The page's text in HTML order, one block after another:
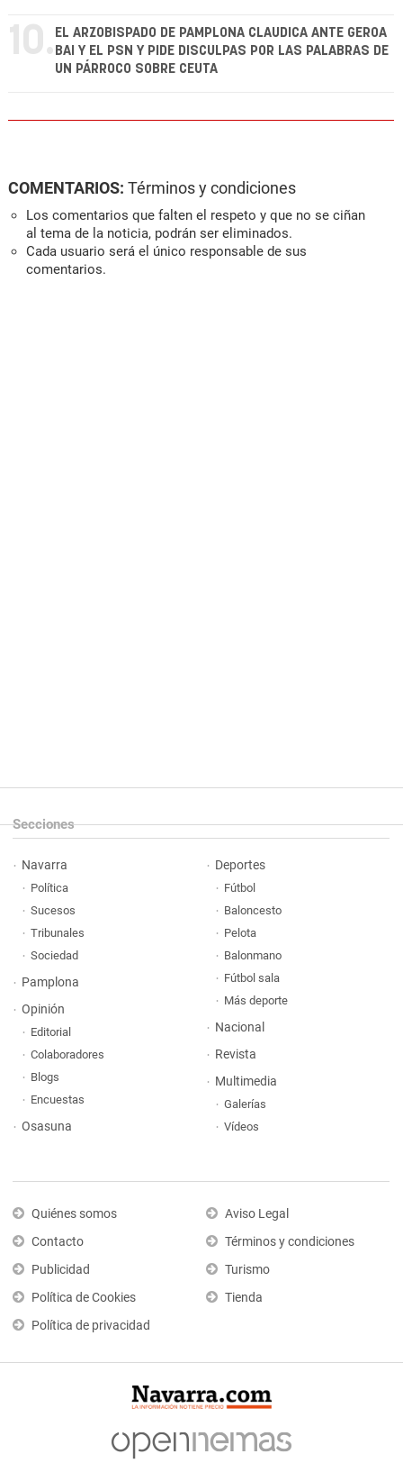
10. EL ARZOBISPADO DE PAMPLONA CLAUDICA ANTE GEROA
BAI Y EL PSN Y PIDE DISCULPAS POR LAS PALABRAS DE
UN PÁRROCO SOBRE CEUTA
COMENTARIOS: Términos y condiciones
Los comentarios que falten el respeto y que no se ciñan
al tema de la noticia, podrán ser eliminados.
Cada usuario será el único responsable de sus
comentarios.
Secciones
Navarra
Política
Sucesos
Tribunales
Sociedad
Pamplona
Opinión
Editorial
Colaboradores
Blogs
Encuestas
Osasuna
Deportes
Fútbol
Baloncesto
Pelota
Balonmano
Fútbol sala
Más deporte
Nacional
Revista
Multimedia
Galerías
Vídeos
Quiénes somos
Contacto
Publicidad
Política de Cookies
Política de privacidad
Aviso Legal
Términos y condiciones
Turismo
Tienda